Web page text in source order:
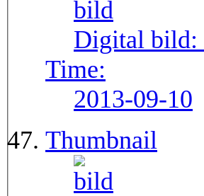
Digital bild:
Time:
2013-09-10
Thumbnail